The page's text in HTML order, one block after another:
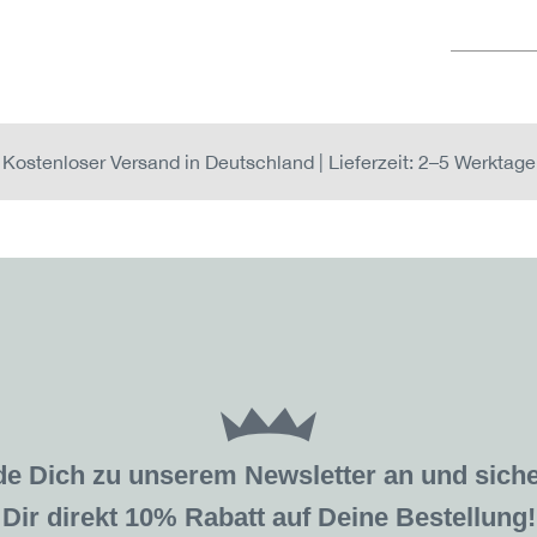
Kostenloser Versand in Deutschland | Lieferzeit: 2–5 Werktage
Dich zu unserem Newsletter an und
Dir direkt 10% Rabatt auf Deine Bestellung!